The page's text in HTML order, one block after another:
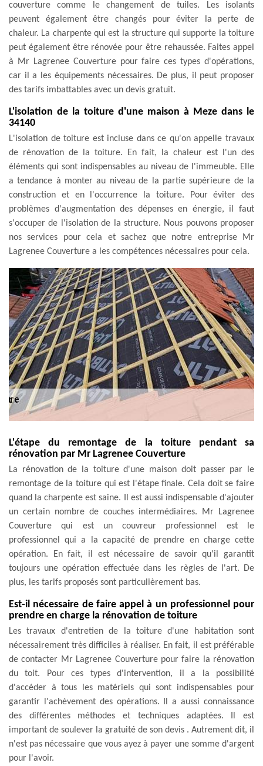
couverture comme le changement de tuiles. Les isolants
peuvent également être changés pour éviter la perte de
chaleur. La charpente qui est la structure qui supporte la toiture
peut également être rénovée pour être rehaussée. Faites appel
à Mr Lagrenee Couverture pour faire ces types d'opérations,
car il a les équipements nécessaires. De plus, il peut proposer
des tarifs imbattables avec un devis gratuit.
L'isolation de la toiture d'une maison à Meze dans le
34140
L'isolation de toiture est incluse dans ce qu'on appelle travaux
de rénovation de la toiture. En fait, la chaleur est l'un des
éléments qui sont indispensables au niveau de l'immeuble. Elle
a tendance à monter au niveau de la partie supérieure de la
construction et en l'occurrence la toiture. Pour éviter des
problèmes d'augmentation des dépenses en énergie, il faut
s'occuper de l'isolation de la structure. Nous pouvons proposer
nos services pour cela et sachez que notre entreprise Mr
Lagrenee Couverture a les compétences nécessaires pour cela.
L'étape du remontage de la toiture pendant sa
rénovation par Mr Lagrenee Couverture
La rénovation de la toiture d'une maison doit passer par le
remontage de la toiture qui est l'étape finale. Cela doit se faire
quand la charpente est saine. Il est aussi indispensable d'ajouter
un certain nombre de couches intermédiaires. Mr Lagrenee
Couverture qui est un couvreur professionnel est le
professionnel qui a la capacité de prendre en charge cette
opération. En fait, il est nécessaire de savoir qu'il garantit
toujours une opération effectuée dans les règles de l'art. De
plus, les tarifs proposés sont particulièrement bas.
Est-il nécessaire de faire appel à un professionnel pour
prendre en charge la rénovation de toiture
Les travaux d'entretien de la toiture d'une habitation sont
nécessairement très difficiles à réaliser. En fait, il est préférable
de contacter Mr Lagrenee Couverture pour faire la rénovation
du toit. Pour ces types d'intervention, il a la possibilité
d'accéder à tous les matériels qui sont indispensables pour
garantir l'achèvement des opérations. Il a aussi connaissance
des différentes méthodes et techniques adaptées. Il est
important de soulever la gratuité de son devis . Autrement dit, il
n'est pas nécessaire que vous ayez à payer une somme d'argent
pour l'avoir.